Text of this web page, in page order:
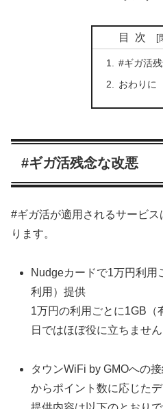
目次
#ギガ活
おわりに
#ギガ活残念な改悪
#ギガ活が適用されるサービ
ります。
Nudgeカードで1万円利用
利用）提供
1万円の利用ごとに1GB（
日ではほぼ役に立ちません
タウンWiFi by GMOへの
からポイント数に応じた